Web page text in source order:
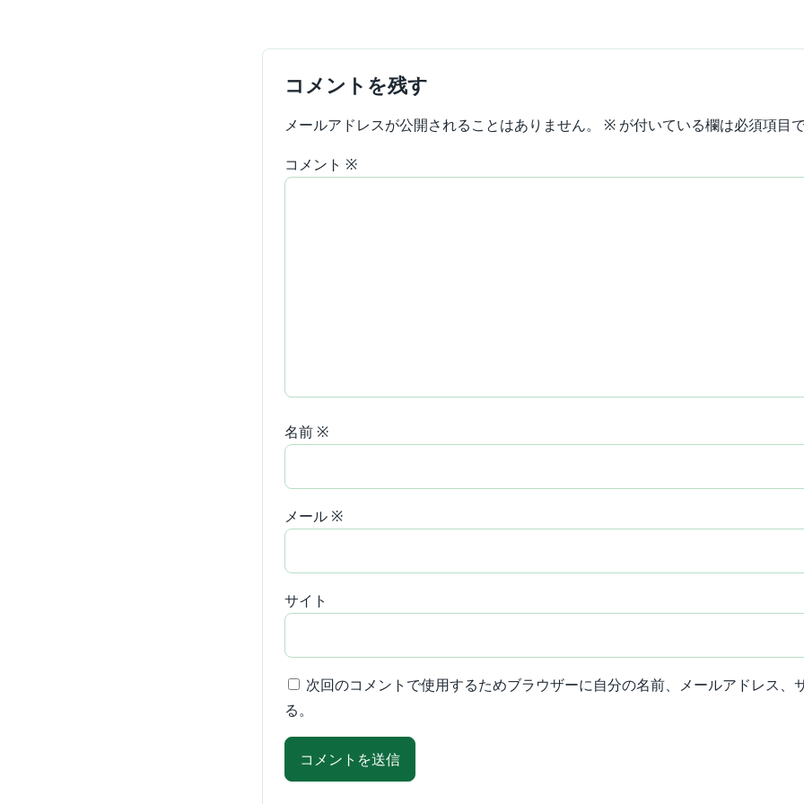
コメントを残す
メールアドレスが公開されることはありません。 ※ が付いている欄は必須項目
コメント ※
名前 ※
メール ※
サイト
次回のコメントで使用するためブラウザーに自分の名前、メールアドレス、
る。